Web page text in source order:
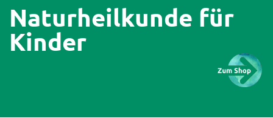
Kontakt
Naturheilkunde für
Kinder